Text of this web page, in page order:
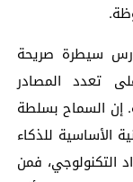
سيطرة صريحة
تعدد المصادر
إن السماح بسلطة
الأساسية للذكاء
التكنولوجي، فمن